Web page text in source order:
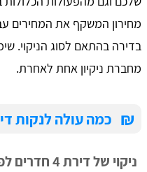
מחירון המשקף את המחירים
בדירה בהתאם לסוג הניקוי.
מחברת ניקיון אחת לאחרת.
₪ כמה עולה לנקות
ניקוי של דירת 4 חדרים לפני איכלוס